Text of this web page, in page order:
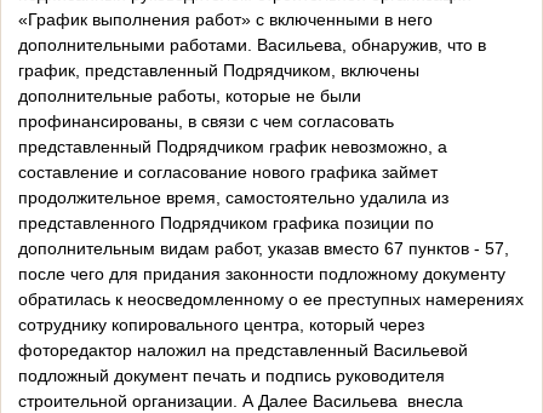
«График выполнения работ» с включенными в него
дополнительными работами. Васильева, обнаружив, что в
график, представленный Подрядчиком, включены
дополнительные работы, которые не были
профинансированы, в связи с чем согласовать
представленный Подрядчиком график невозможно, а
составление и согласование нового графика займет
продолжительное время, самостоятельно удалила из
представленного Подрядчиком графика позиции по
дополнительным видам работ, указав вместо 67 пунктов - 57,
после чего для придания законности подложному документу
обратилась к неосведомленному о ее преступных намерениях
сотруднику копировального центра, который через
фоторедактор наложил на представленный Васильевой
подложный документ печать и подпись руководителя
строительной организации. А Далее Васильева внесла